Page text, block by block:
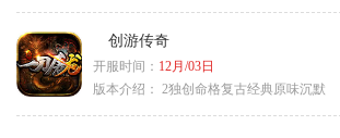
创游传奇
开服时间： 12月/03日
版本介绍： 2独创命格复古经典原味沉默